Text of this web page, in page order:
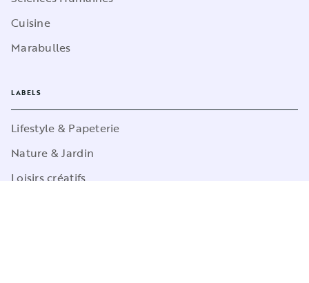
Cuisine
Marabulles
LABELS
Lifestyle & Papeterie
Nature & Jardin
Loisirs créatifs